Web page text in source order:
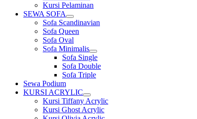
Kursi Pelaminan
SEWA SOFA
Show
sub
menu
Sofa Scandinavian
Sofa Queen
Sofa Oval
Sofa Minimalis
Show
sub
menu
Sofa Single
Sofa Double
Sofa Triple
Sewa Podium
KURSI ACRYLIC
Show
sub
menu
Kursi Tiffany Acrylic
Kursi Ghost Acrylic